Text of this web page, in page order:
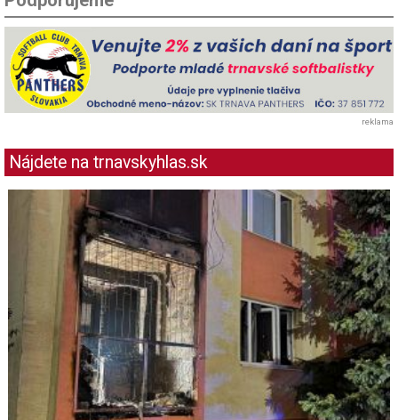
reklama
Nájdete na trnavskyhlas.sk